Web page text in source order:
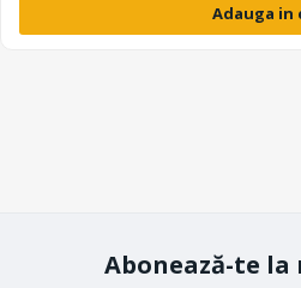
Adauga in
Abonează-te